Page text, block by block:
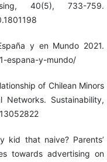
40(5), 733-759.
y en Mundo 2021.
espana-y-mundo/
of Chilean Minors
Sustainability,
kid that naive? Parents’
towards advertising on